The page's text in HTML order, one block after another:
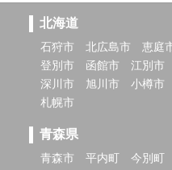
北海道
石狩市 北広島市 恵庭
登別市
函館市 江別市
深川市
旭川市 小樽市
札幌市
青森県
青森市 平内町 今別町